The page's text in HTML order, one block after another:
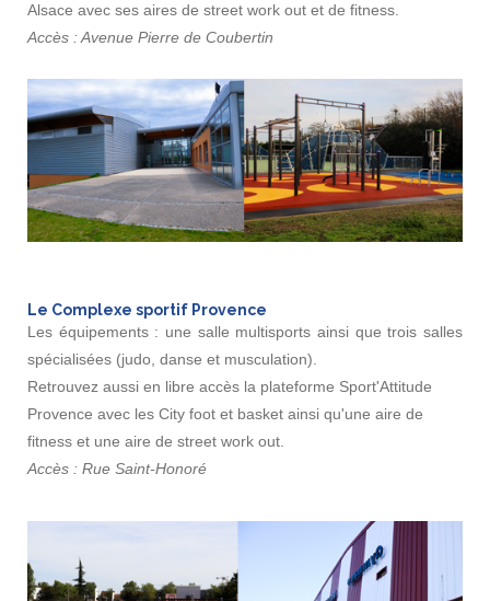
Alsace avec ses aires de street work out et de fitness.
Accès : Avenue Pierre de Coubertin
Le Complexe sportif Provence
Les équipements : une salle multisports ainsi que trois salles
spécialisées (judo, danse et musculation).
Retrouvez aussi en libre accès la plateforme Sport'Attitude
Provence avec les City foot et basket ainsi qu'une aire de
fitness et une aire de street work out.
Accès : Rue Saint-Honoré